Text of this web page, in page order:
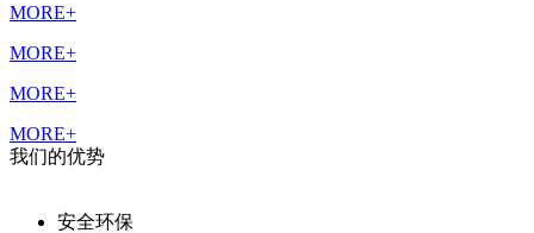
MORE+
MORE+
MORE+
MORE+
我们的优势
安全环保